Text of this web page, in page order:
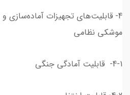
4- قابلیت‌های تجهیزات آماده‌سازی
موشکی نظامی
4-1- قابلیت آمادگی جنگی